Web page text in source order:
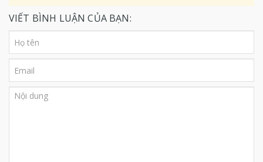
VIẾT BÌNH LUẬN CỦA BẠN: